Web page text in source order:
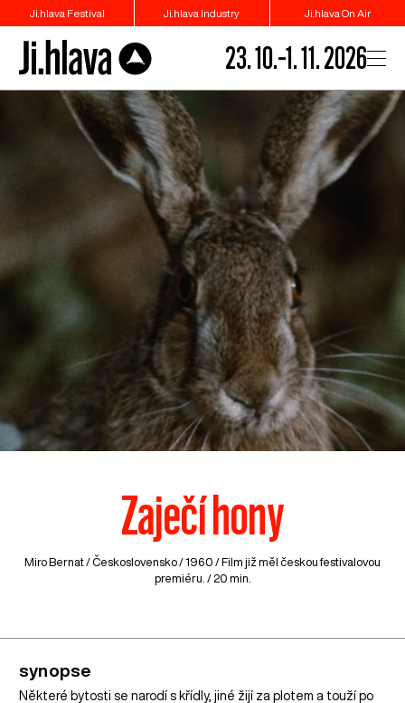
Ji.hlava Festival Ji.hlava Industry Ji.hlava On Air
23. 10.–1. 11. 2026
Zaječí hony
Miro Bernat /Československo/ 1960 / Film již měl českou festivalovou
premiéru. / 20 min.
synopse
Některé bytosti se narodí s křídly, jiné žijí za plotem a touží po